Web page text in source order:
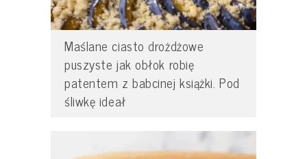
Maślane ciasto drożdżowe
puszyste jak obłok robię
patentem z babcinej książki. Pod
śliwkę ideał